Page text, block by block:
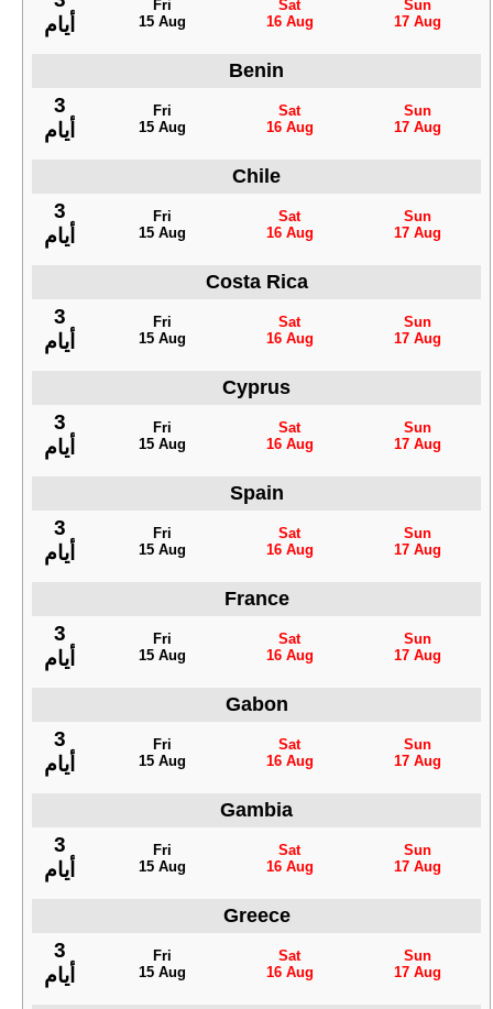
أيام
Fri
15 Aug
Sat
16 Aug
Sun
17 Aug
Benin
3
أيام
Fri
15 Aug
Sat
16 Aug
Sun
17 Aug
Chile
3
أيام
Fri
15 Aug
Sat
16 Aug
Sun
17 Aug
Costa Rica
3
أيام
Fri
15 Aug
Sat
16 Aug
Sun
17 Aug
Cyprus
3
أيام
Fri
15 Aug
Sat
16 Aug
Sun
17 Aug
Spain
3
أيام
Fri
15 Aug
Sat
16 Aug
Sun
17 Aug
France
3
أيام
Fri
15 Aug
Sat
16 Aug
Sun
17 Aug
Gabon
3
أيام
Fri
15 Aug
Sat
16 Aug
Sun
17 Aug
Gambia
3
أيام
Fri
15 Aug
Sat
16 Aug
Sun
17 Aug
Greece
3
أيام
Fri
15 Aug
Sat
16 Aug
Sun
17 Aug